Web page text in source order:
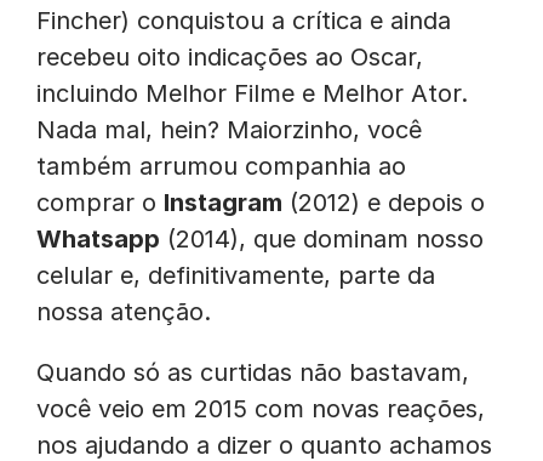
Fincher) conquistou a crítica e ainda
recebeu oito indicações ao Oscar,
incluindo Melhor Filme e Melhor Ator.
Nada mal, hein? Maiorzinho, você
também arrumou companhia ao
comprar o Instagram (2012) e depois o
Whatsapp (2014), que dominam nosso
celular e, definitivamente, parte da
nossa atenção.
Quando só as curtidas não bastavam,
você veio em 2015 com novas reações,
nos ajudando a dizer o quanto achamos